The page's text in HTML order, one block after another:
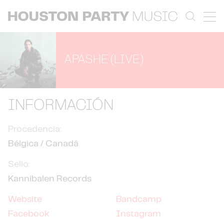
APASHE (LIVE)
INFORMACIÓN
Procedencia:
Bélgica / Canadá
Sello:
Kannibalen Records
Website
Bandcamp
Facebook
Instagram